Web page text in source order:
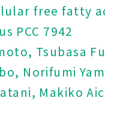
free fatty
PCC 7942
Tsubasa
Norifumi
Makiko